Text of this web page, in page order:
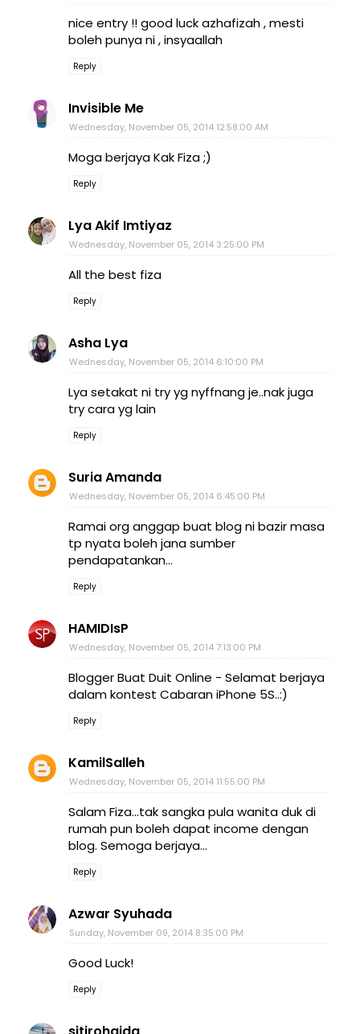
nice entry !! good luck azhafizah , mesti
boleh punya ni , insyaallah
Reply
Invisible Me
Wednesday, November 05, 2014 12:58:00 AM
Moga berjaya Kak Fiza ;)
Reply
Lya Akif Imtiyaz
Wednesday, November 05, 2014 3:25:00 PM
All the best fiza
Reply
Asha Lya
Wednesday, November 05, 2014 6:10:00 PM
Lya setakat ni try yg nyffnang je..nak juga
try cara yg lain
Reply
Suria Amanda
Wednesday, November 05, 2014 6:45:00 PM
Ramai org anggap buat blog ni bazir masa
tp nyata boleh jana sumber
pendapatankan...
Reply
HAMIDIsP
Wednesday, November 05, 2014 7:13:00 PM
Blogger Buat Duit Online - Selamat berjaya
dalam kontest Cabaran iPhone 5S..:)
Reply
KamilSalleh
Wednesday, November 05, 2014 11:55:00 PM
Salam Fiza...tak sangka pula wanita duk di
rumah pun boleh dapat income dengan
blog. Semoga berjaya...
Reply
Azwar Syuhada
Sunday, November 09, 2014 8:35:00 PM
Good Luck!
Reply